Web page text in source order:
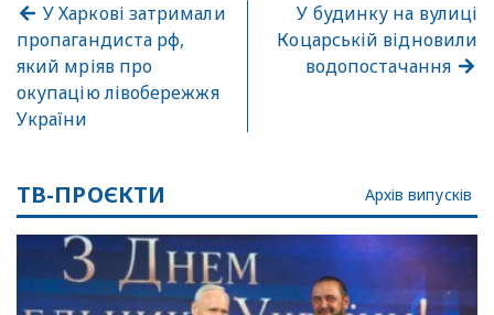
У Харкові затримали
пропагандиста рф,
який мріяв про
окупацію лівобережжя
України
У будинку на вулиці
Коцарській відновили
водопостачання
ТВ-ПРОЄКТИ Архів випусків